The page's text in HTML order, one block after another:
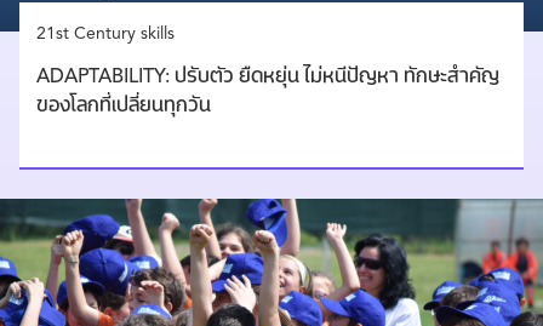
21st Century skills
ADAPTABILITY: ปรับตัว ยืดหยุ่น ไม่หนีปัญหา ทักษะสำคัญ
ของโลกที่เปลี่ยนทุกวัน